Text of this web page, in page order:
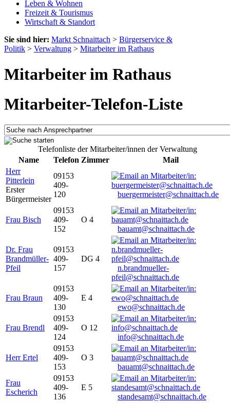
Leben & Wohnen
Freizeit & Tourismus
Wirtschaft & Standort
Sie sind hier: Markt Schnaittach > Bürgerservice &
Politik > Verwaltung > Mitarbeiter im Rathaus
Mitarbeiter im Rathaus
Mitarbeiter-Telefon-Liste
Telefonliste der Mitarbeiter/innen der Verwaltung
Name
Telefon Zimmer
Mail
Herr
Pitterlein
Erster
Bürgermeister
09153
409-
120
buergermeister@schnaittach.de
Frau Bisch
09153
409-
152
O 4
bauamt@schnaittach.de
Dr. Frau
Brandmüller-
Pfeil
09153
409-
157
DG 4
n.brandmueller-
pfeil@schnaittach.de
Frau Braun
09153
409-
130
E 4
ewo@schnaittach.de
Frau Brendl
09153
409-
124
O 12
info@schnaittach.de
Herr Ertel
09153
409-
153
O 3
bauamt@schnaittach.de
Frau
Escherich
09153
409-
136
E 5
standesamt@schnaittach.de